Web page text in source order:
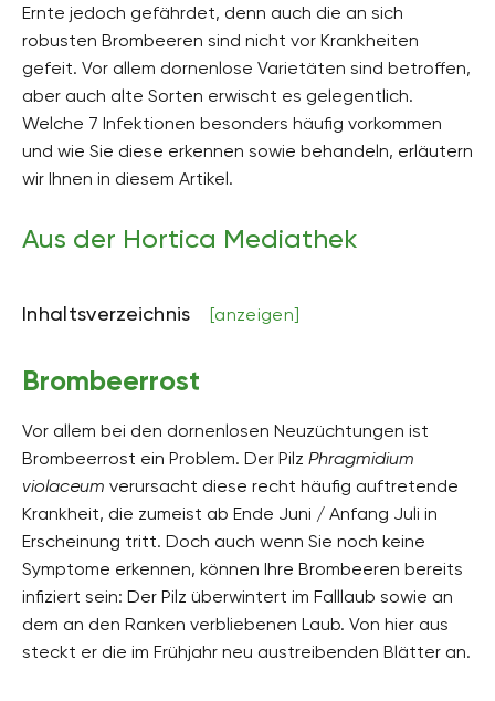
Ernte jedoch gefährdet, denn auch die an sich
robusten Brombeeren sind nicht vor Krankheiten
gefeit. Vor allem dornenlose Varietäten sind betroffen,
aber auch alte Sorten erwischt es gelegentlich.
Welche 7 Infektionen besonders häufig vorkommen
und wie Sie diese erkennen sowie behandeln, erläutern
wir Ihnen in diesem Artikel.
Aus der Hortica Mediathek
Inhaltsverzeichnis [anzeigen]
Brombeerrost
Vor allem bei den dornenlosen Neuzüchtungen ist
Brombeerrost ein Problem. Der Pilz Phragmidium
violaceum verursacht diese recht häufig auftretende
Krankheit, die zumeist ab Ende Juni / Anfang Juli in
Erscheinung tritt. Doch auch wenn Sie noch keine
Symptome erkennen, können Ihre Brombeeren bereits
infiziert sein: Der Pilz überwintert im Falllaub sowie an
dem an den Ranken verbliebenen Laub. Von hier aus
steckt er die im Frühjahr neu austreibenden Blätter an.